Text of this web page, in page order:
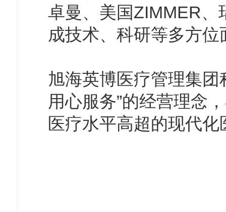
卓曼、美国ZIMMER
成技术、科研等多方位
旭海英博医疗管理集
用心服务”的经营理念
医疗水平高超的现代